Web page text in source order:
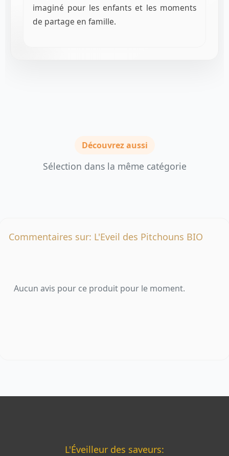
imaginé pour les enfants et les moments
de partage en famille.
Découvrez aussi
Sélection dans la même catégorie
Commentaires sur: L'Eveil des Pitchouns BIO
Aucun avis pour ce produit pour le moment.
L'Éveilleur des saveurs: